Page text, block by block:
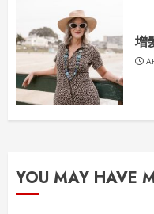
增
YOU MAY HAVE